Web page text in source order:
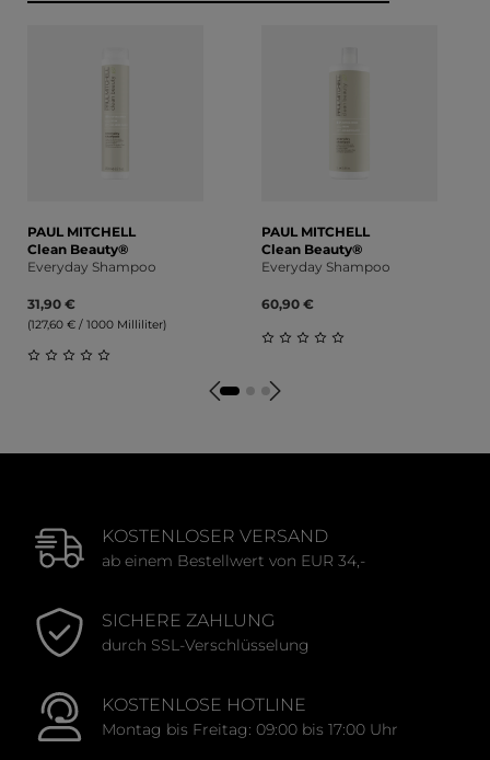
PAUL MITCHELL
Clean Beauty®
Everyday Shampoo
31,90 €
(127,60 € / 1000 Milliliter)
Durchschnittliche Bewertung von 0 von 5 Sternen
PAUL MITCHELL
Clean Beauty®
Everyday Shampoo
60,90 €
KOSTENLOSER VERSAND
ab einem Bestellwert von EUR 34,-
SICHERE ZAHLUNG
durch SSL-Verschlüsselung
KOSTENLOSE HOTLINE
Montag bis Freitag: 09:00 bis 17:00 Uhr